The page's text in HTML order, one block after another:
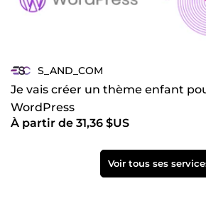
S_AND_COM
Je vais créer un thème enfant
WordPress
À partir de 31,36 $US
Voir tous ses